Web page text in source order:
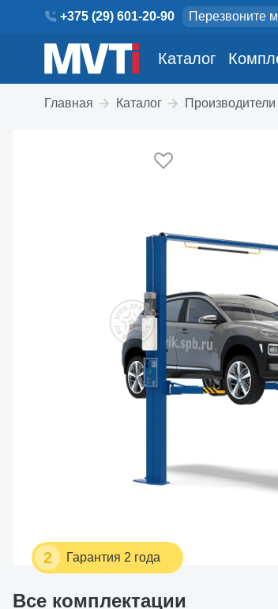
+375 (29) 601-20-90 Перезвоните
Каталог
Главная Каталог Производители
2 Гарантия 2 года
Все комплектации